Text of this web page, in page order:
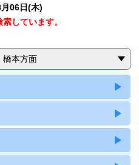
06日(木)
しています。
本方面